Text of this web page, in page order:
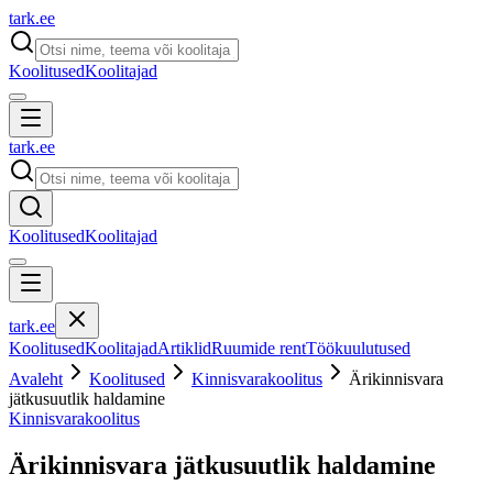
tark.ee
KoolitusedKoolitajad
tark.ee
KoolitusedKoolitajad
tark.ee
KoolitusedKoolitajadArtiklidRuumide rentTöökuulutused
Avaleht
Koolitused Kinnisvarakoolitus
Ärikinnisvara
jätkusuutlik haldamine
Kinnisvarakoolitus
Ärikinnisvara jätkusuutlik haldamine